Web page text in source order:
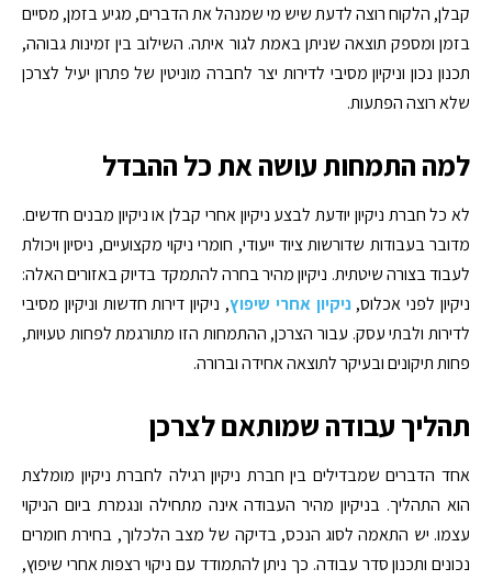
קבלן, הלקוח רוצה לדעת שיש מי שמנהל את הדברים, מגיע בזמן, מסיים
בזמן ומספק תוצאה שניתן באמת לגור איתה. השילוב בין זמינות גבוהה,
תכנון נכון וניקיון מסיבי לדירות יצר לחברה מוניטין של פתרון יעיל לצרכן
שלא רוצה הפתעות.
למה התמחות עושה את כל ההבדל
לא כל חברת ניקיון יודעת לבצע ניקיון אחרי קבלן או ניקיון מבנים חדשים.
מדובר בעבודות שדורשות ציוד ייעודי, חומרי ניקוי מקצועיים, ניסיון ויכולת
לעבוד בצורה שיטתית. ניקיון מהיר בחרה להתמקד בדיוק באזורים האלה:
ניקיון לפני אכלוס,ניקיון אחרי שיפוץ, ניקיון דירות חדשות וניקיון מסיבי
לדירות ולבתי עסק. עבור הצרכן, ההתמחות הזו מתורגמת לפחות טעויות,
פחות תיקונים ובעיקר לתוצאה אחידה וברורה.
תהליך עבודה שמותאם לצרכן
אחד הדברים שמבדילים בין חברת ניקיון רגילה לחברת ניקיון מומלצת
הוא התהליך. בניקיון מהיר העבודה אינה מתחילה ונגמרת ביום הניקוי
עצמו. יש התאמה לסוג הנכס, בדיקה של מצב הלכלוך, בחירת חומרים
נכונים ותכנון סדר עבודה. כך ניתן להתמודד עם ניקוי רצפות אחרי שיפוץ,